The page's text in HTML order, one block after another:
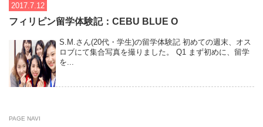
2017.7.12
フィリピン留学体験記：CEBU BLUE O
S.M.さん(20代・学生)の留学体験記 初めての週末、オス
ロブにて集合写真を撮りました。 Q1 まず初めに、留学
を...
PAGE NAVI